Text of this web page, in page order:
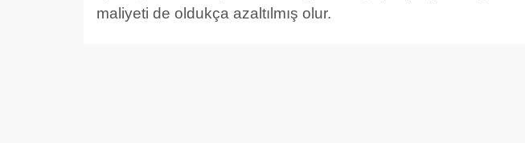
maliyeti de oldukça azaltılmış olur.